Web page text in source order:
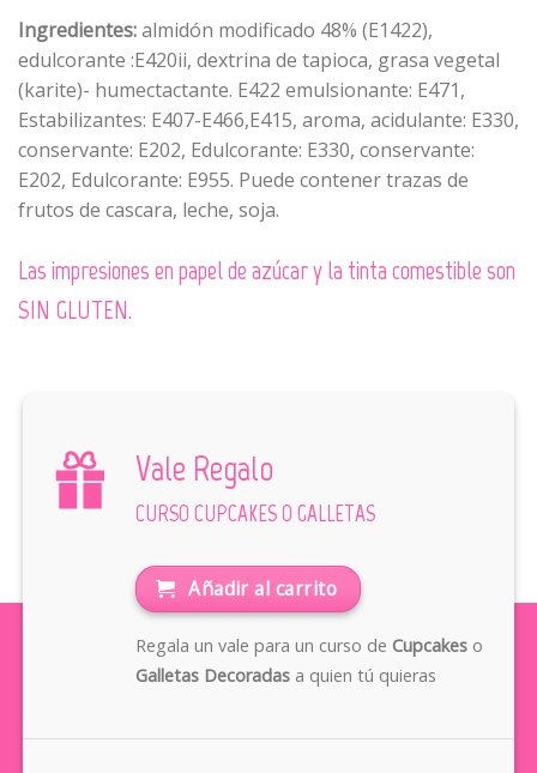
Ingredientes:almidón modificado 48% (E1422),
edulcorante :E420ii, dextrina de tapioca, grasa vegetal
(karite)- humectactante. E422 emulsionante: E471,
Estabilizantes: E407-E466,E415, aroma, acidulante: E330,
conservante: E202, Edulcorante: E330, conservante:
E202, Edulcorante: E955. Puede contener trazas de
frutos de cascara, leche, soja.
Las impresiones en papel de azúcar y la tinta comestible son
SIN GLUTEN.
Vale Regalo
CURSO CUPCAKES O GALLETAS
Añadir al carrito
Regala un vale para un curso de Cupcakeso
Galletas Decoradasa quien tú quieras